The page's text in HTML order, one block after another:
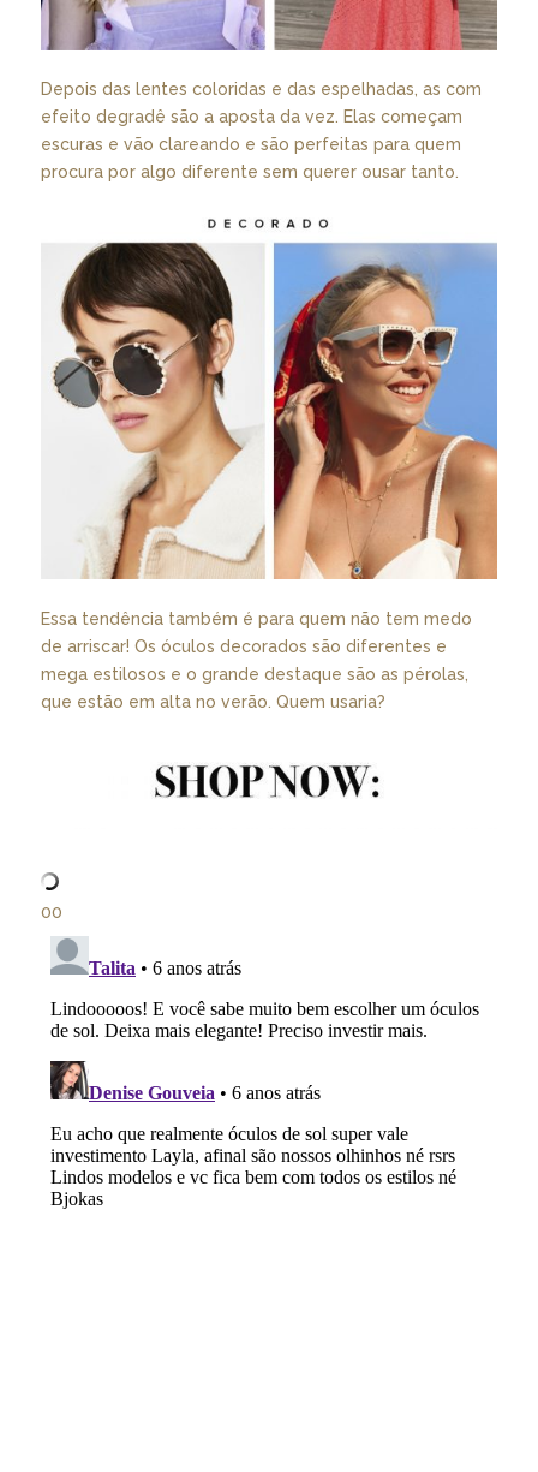
Depois das lentes coloridas e das espelhadas, as com
efeito degradê são a aposta da vez. Elas começam
escuras e vão clareando e são perfeitas para quem
procura por algo diferente sem querer ousar tanto.
Essa tendência também é para quem não tem medo
de arriscar! Os óculos decorados são diferentes e
mega estilosos e o grande destaque são as pérolas,
que estão em alta no verão. Quem usaria?
00